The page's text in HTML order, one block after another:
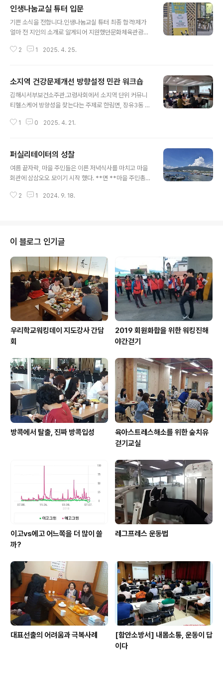
워킹협회 010-4551-1639
인생나눔교실 튜터 입문
기쁜 소식을 전합니다.인생나눔교실 튜터 최종 합격!제가
얼마 전 지인의 소개로 알게되어 지원했던문화체육관광부
최종 합격했다는 연락을 받았습니다.‘인생나눔교실’은 인
작은 울림이 되는 존재가 되고 싶어조심스럽게 도전했던
여정이었습니다.삶의 경험을 나누고, 마음을 잇는**‘인생
나눔교실 튜터’**로 함께 하게 되었습니다.교육자로서, 그
작은 경험과 마음을 나누고자조심스럽게 도전했던 이 길—
을 ..
2 1 2025. 4. 25.
소지역 건강문제개선 방향설정 민관 워크숍
김해시서부보건소주관.고령사회에서 소지역 단위 커뮤니
티헬스케어 방향성을 찾는다는 주제로 한림면, 장유3동 행
습니다.우리 마을의 건강문제를 객관적 건강지표를 통해서
그룹맴버들이라 계획안이 실제 행동으로 이어질 가능성이
매우 높다는 기대를 안고 마무리 했습니다. 조만간 마을단
위 팔로우워크숍이 진행될 예정입니다. 이런 일에 관심있
1 0 2025. 4. 21.
퍼실리테이터의 성찰
여름 끝자락, 마을 주민들은 이른 저녁식사를 마치고 마을
회관에 삼삼오오 모이기 시작 했다. **면 **마을 주민총회
하느냐 마느냐? 도전한다면 사업선정은 뭘로 할건지? 마을
슬기롭게 관리해야 한다. "서로의 의견이 경험으로부터 나
오는구나"를 깨닫고 한 템포 쉬어가기로 하고 첫날 주민총
회는 인공호흡기만 매달고 철수했다. 논쟁의 핵심은 겉으
로는 {의견} 충돌처럼 보였지만 실제 속을 들여다 보면 {경
험}이 충돌하고 있었다. 과거에도 비슷한 마을만들기사업
에 대해 열의를 갖고 동참했는데 결과..
2 1 2024. 9. 18.
이 블로그 인기글
우리학교워킹데이 지도강사 간담
회
2019 회원화합을 위한 워킹진해
야간걷기
방콕에서 탈출, 진짜 방콕입성
육아스트레스해소를 위한 숲치유
걷기교실
이고vs에고 어느쪽을 더 많이 쓸
까?
레그프레스 운동법
대표선출의 어려움과 극복사례
[함안소방서] 내몸소통, 운동이 답
이다